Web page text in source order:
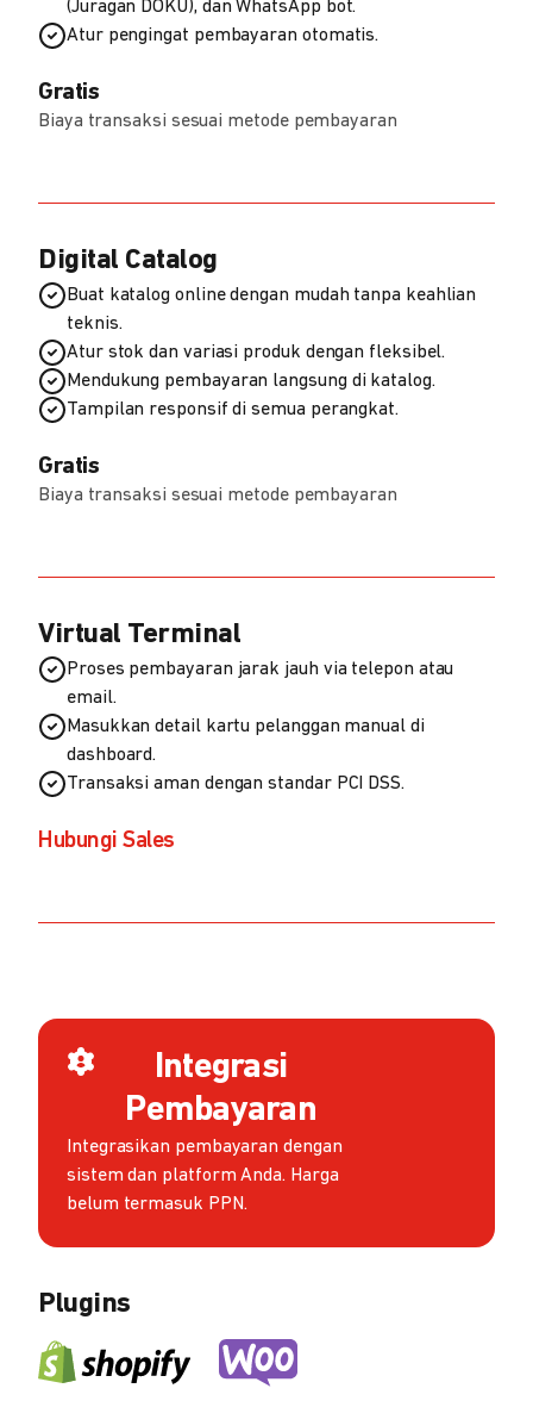
(Juragan DOKU), dan WhatsApp bot.
Atur pengingat pembayaran otomatis.
Gratis
Biaya transaksi sesuai metode pembayaran
Digital Catalog
Buat katalog online dengan mudah tanpa keahlian
teknis.
Atur stok dan variasi produk dengan fleksibel.
Mendukung pembayaran langsung di katalog.
Tampilan responsif di semua perangkat.
Gratis
Biaya transaksi sesuai metode pembayaran
Virtual Terminal
Proses pembayaran jarak jauh via telepon atau
email.
Masukkan detail kartu pelanggan manual di
dashboard.
Transaksi aman dengan standar PCI DSS.
Hubungi Sales
Integrasi
Pembayaran
Integrasikan pembayaran dengan
sistem dan platform Anda. Harga
belum termasuk PPN.
Plugins